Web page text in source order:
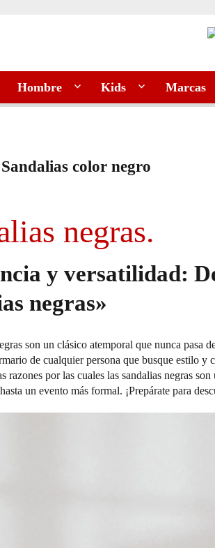
Hombre Kids Marcas
Sandalias color negro
negras.
y versatilidad:
negras»
son un clásico atemporal que nunca pasa
de cualquier persona que busque estilo
razones por las cuales las sandalias negras
un evento más formal. ¡Prepárate para